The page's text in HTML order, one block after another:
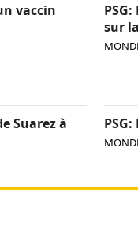
vaccin
sur
Suarez à